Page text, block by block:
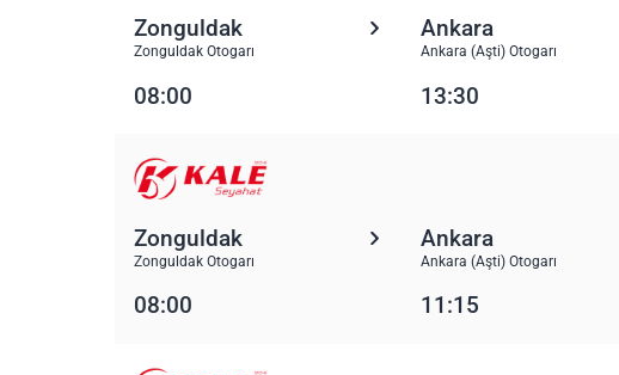
Zonguldak
Zonguldak Otogarı
Ankara
Ankara (Aşti) Otogarı
08:00 13:30
Zonguldak
Zonguldak Otogarı
Ankara
Ankara (Aşti) Otogarı
08:00 11:15